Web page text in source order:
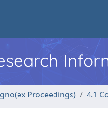
Proceedings) 4.1